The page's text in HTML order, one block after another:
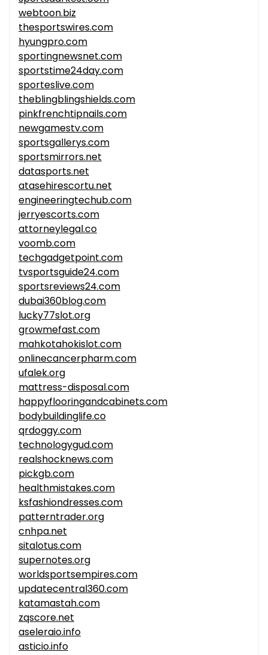
webtoon.biz
thesportswires.com
hyungpro.com
sportingnewsnet.com
sportstime24day.com
sporteslive.com
theblingblingshields.com
pinkfrenchtipnails.com
newgamestv.com
sportsgallerys.com
sportsmirrors.net
datasports.net
atasehirescortu.net
engineeringtechub.com
jerryescorts.com
attorneylegal.co
voomb.com
techgadgetpoint.com
tvsportsguide24.com
sportsreviews24.com
dubai360blog.com
lucky77slot.org
growmefast.com
mahkotahokislot.com
onlinecancerpharm.com
ufalek.org
mattress-disposal.com
happyflooringandcabinets.com
bodybuildinglife.co
qrdoggy.com
technologygud.com
realshocknews.com
pickgb.com
healthmistakes.com
ksfashiondresses.com
patterntrader.org
cnhpa.net
sitalotus.com
supernotes.org
worldsportsempires.com
updatecentral360.com
katamastah.com
zqscore.net
aseleraio.info
asticio.info